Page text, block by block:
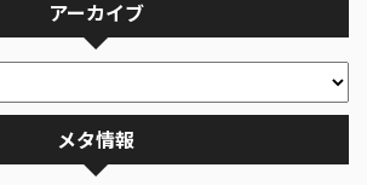
アーカイブ
メタ情報